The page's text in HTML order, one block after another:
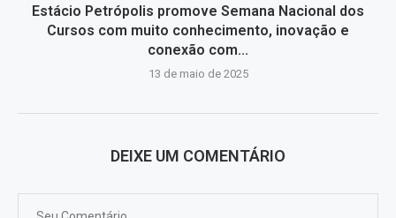
Estácio Petrópolis promove Semana Nacional dos
Cursos com muito conhecimento, inovação e
conexão com...
13 de maio de 2025
DEIXE UM COMENTÁRIO